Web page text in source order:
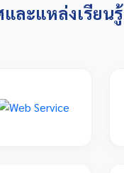
ละแหล่งเรียนรู้